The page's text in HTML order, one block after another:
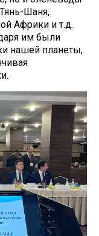
Шаня,
Африки и т.д.
им были
нашей планеты,